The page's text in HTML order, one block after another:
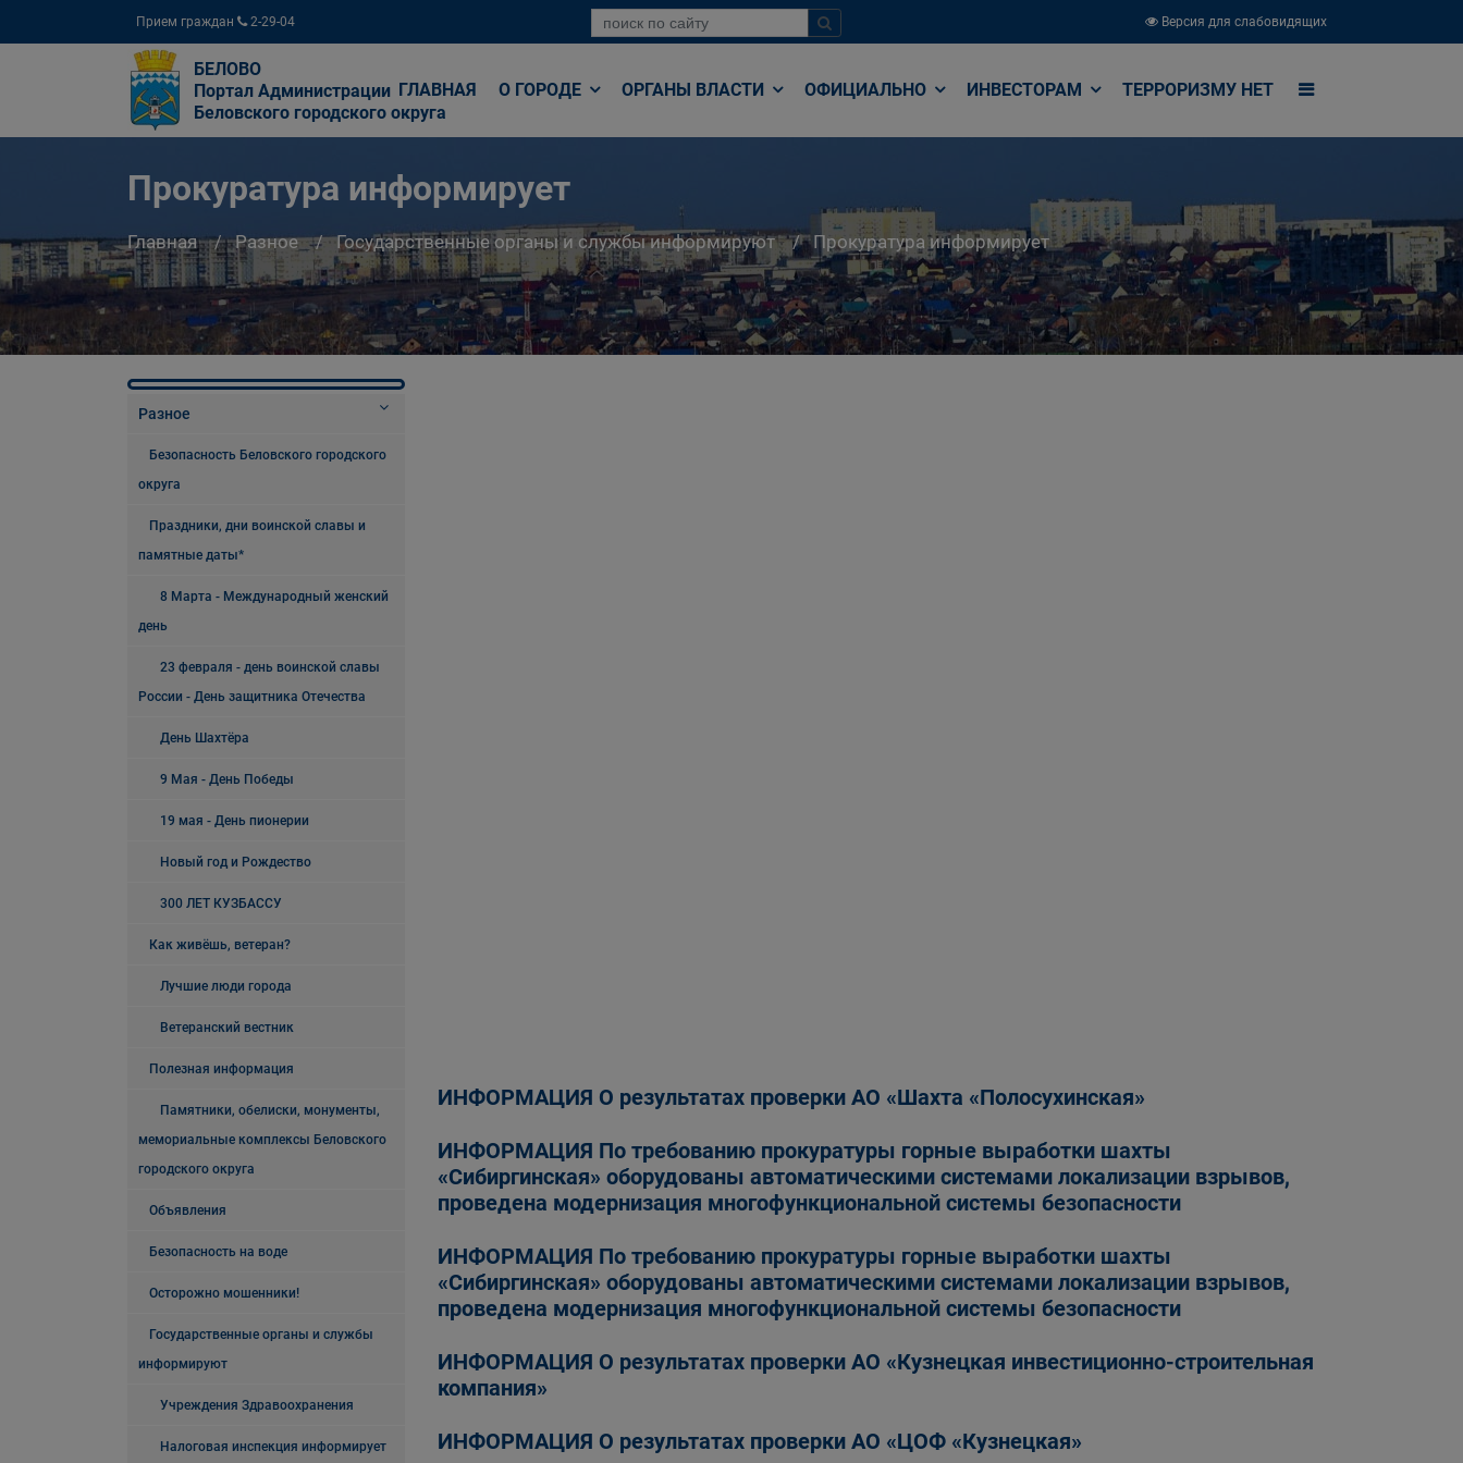
Прием граждан 2-29-04 Версия для слабовидящих
БЕЛОВО
Портал Администрации
Беловского городского округа
ГЛАВНАЯ О ГОРОДЕ ОРГАНЫ ВЛАСТИ ОФИЦИАЛЬНО ИНВЕСТОРАМ ТЕРРОРИЗМУ НЕТ
Прокуратура информирует
Главная Разное Государственные органы и службы информируют Прокуратура информирует
Разное
Безопасность Беловского городского
округа
Праздники, дни воинской славы и
памятные даты*
8 Марта - Международный женский
день
23 февраля - день воинской славы
России - День защитника Отечества
День Шахтёра
9 Мая - День Победы
19 мая - День пионерии
Новый год и Рождество
300 ЛЕТ КУЗБАССУ
Как живёшь, ветеран?
Лучшие люди города
Ветеранский вестник
Полезная информация
Памятники, обелиски, монументы,
мемориальные комплексы Беловского
городского округа
Объявления
Безопасность на воде
Осторожно мошенники!
Государственные органы и службы
информируют
Учреждения Здравоохранения
Налоговая инспекция информирует
ИНФОРМАЦИЯ О результатах проверки АО «Шахта «Полосухинская»
ИНФОРМАЦИЯ По требованию прокуратуры горные выработки шахты
«Сибиргинская» оборудованы автоматическими системами локализации взрывов,
проведена модернизация многофункциональной системы безопасности
ИНФОРМАЦИЯ По требованию прокуратуры горные выработки шахты
«Сибиргинская» оборудованы автоматическими системами локализации взрывов,
проведена модернизация многофункциональной системы безопасности
ИНФОРМАЦИЯ О результатах проверки АО «Кузнецкая инвестиционно-строительная
компания»
ИНФОРМАЦИЯ О результатах проверки АО «ЦОФ «Кузнецкая»